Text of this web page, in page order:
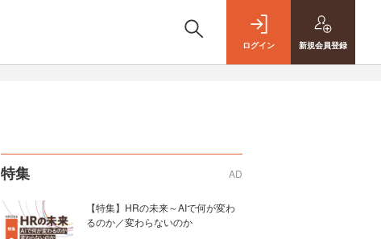
ログイン 新規会員登録
特集 AD
【特集】HRの未来～AIで何が変わ
るのか／変わらないのか